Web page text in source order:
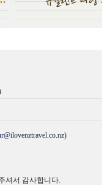
)
셔서 감사합니다.